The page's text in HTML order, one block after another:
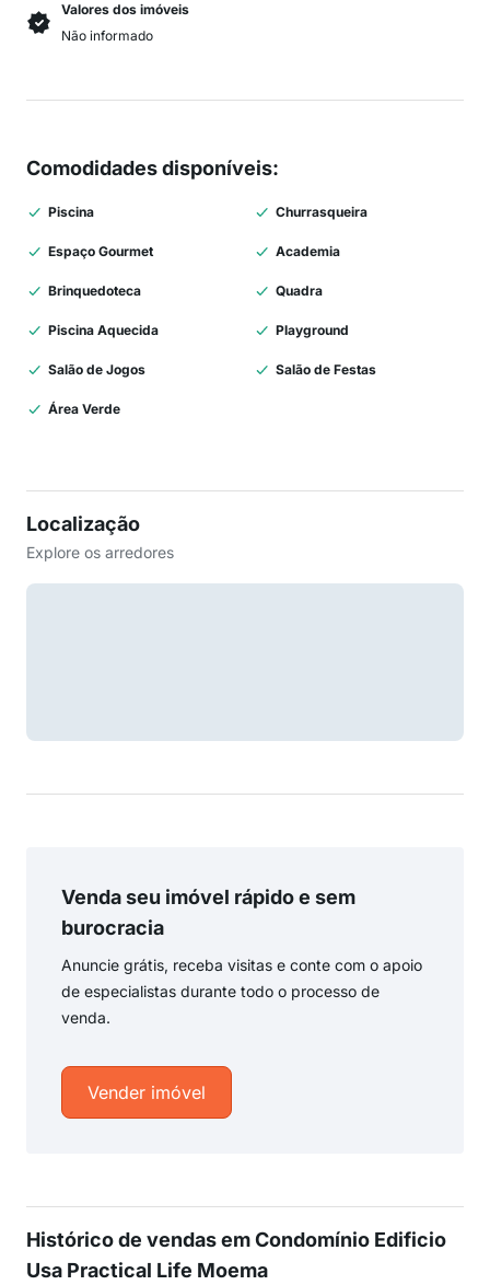
Valores dos imóveis
Não informado
Comodidades disponíveis:
Piscina Churrasqueira
Espaço Gourmet Academia
Brinquedoteca Quadra
Piscina Aquecida Playground
Salão de Jogos Salão de Festas
Área Verde
Localização
Explore os arredores
Venda seu imóvel rápido e sem
burocracia
Anuncie grátis, receba visitas e conte com o apoio
de especialistas durante todo o processo de
venda.
Vender imóvel
Histórico de vendas em Condomínio Edificio
Usa Practical Life Moema